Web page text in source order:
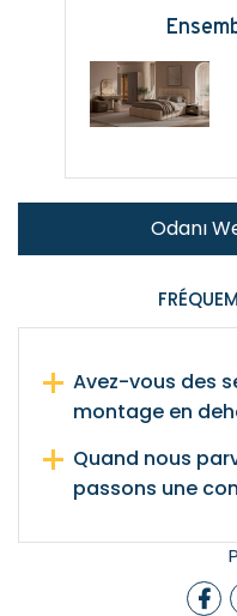
Odanı
Avez-vous des
montage en
Quand nous
passons une